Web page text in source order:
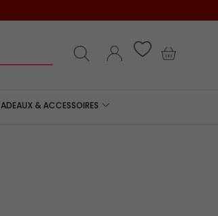
RechercheSe connecterPanier
& ACCESSOIRES